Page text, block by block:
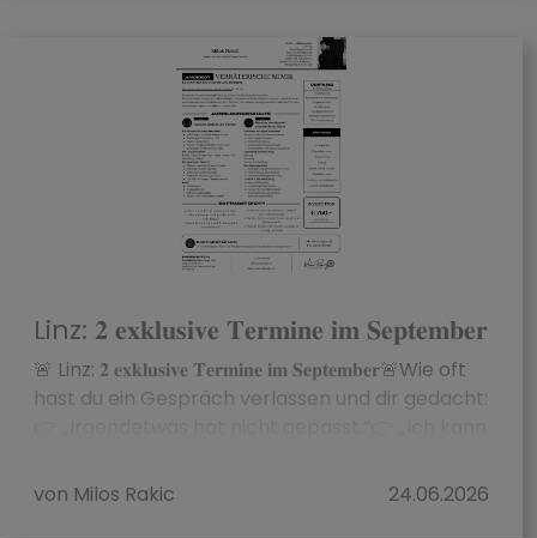
Linz: 𝟐 𝐞𝐱𝐤𝐥𝐮𝐬𝐢𝐯𝐞 𝐓𝐞𝐫𝐦𝐢𝐧𝐞 𝐢𝐦 𝐒𝐞𝐩𝐭𝐞𝐦𝐛𝐞𝐫
🚨 Linz: 𝟐 𝐞𝐱𝐤𝐥𝐮𝐬𝐢𝐯𝐞 𝐓𝐞𝐫𝐦𝐢𝐧𝐞 𝐢𝐦 𝐒𝐞𝐩𝐭𝐞𝐦𝐛𝐞𝐫🚨Wie oft
hast du ein Gespräch verlassen und dir gedacht:
von Milos Rakic
24.06.2026